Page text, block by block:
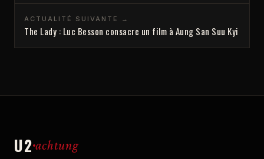
ACTUALITÉ SUIVANTE →
The Lady : Luc Besson consacre un film à Aung San Suu Kyi
U2 achtung